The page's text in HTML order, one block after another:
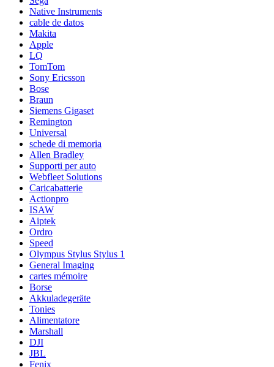
Native Instruments
cable de datos
Makita
Apple
LQ
TomTom
Sony Ericsson
Bose
Braun
Siemens Gigaset
Remington
Universal
schede di memoria
Allen Bradley
Supporti per auto
Webfleet Solutions
Caricabatterie
Actionpro
ISAW
Aiptek
Ordro
Speed
Olympus Stylus Stylus 1
General Imaging
cartes mémoire
Borse
Akkuladegeräte
Tonies
Alimentatore
Marshall
DJI
JBL
Fenix